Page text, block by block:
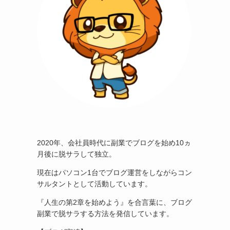
2020年、会社員時代に副業でブログを始め10ヵ
月後に脱サラして独立。
現在はパソコン1台でブログ運営をしながらコン
サルタントとして活動しています。
『人生の第2章を始めよう』を合言葉に、ブログ
副業で脱サラする方法を発信しています。